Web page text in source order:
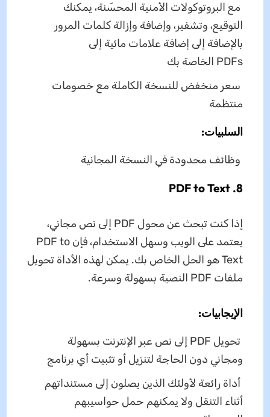
مع البروتوكولات الأمنية المحسّنة، يمكنك
التوقيع، وتشفير، وإضافة وإزالة كلمات المرور
بالإضافة إلى إضافة علامات مائية إلى
PDFs الخاصة بك
سعر منخفض للنسخة الكاملة مع خصومات
منتظمة
السلبيات:
وظائف محدودة في النسخة المجانية
8. PDF to Text
إذا كنت تبحث عن محول PDF إلى نص مجاني،
يعتمد على الويب وسهل الاستخدام، فإن PDF to
Text هو الحل الخاص بك. يمكن لهذه الأداة تحويل
ملفات PDF النصية بسهولة وسرعة.
الإيجابيات:
تحويل PDF إلى نص عبر الإنترنت بسهولة
ومجاني دون الحاجة لتنزيل أو تثبيت أي برنامج
أداة رائعة لأولئك الذين يصلون إلى مستنداتهم
أثناء التنقل ولا يمكنهم حمل حواسيبهم